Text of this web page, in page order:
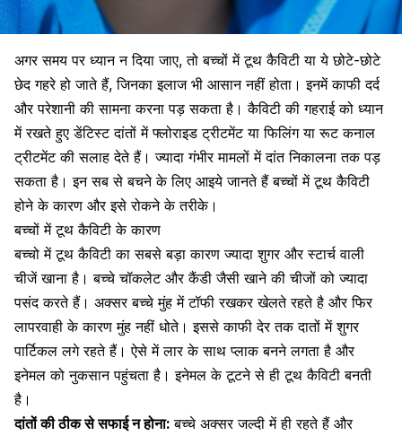
अगर समय पर ध्यान न दिया जाए, तोबच्चों में टूथ कैविटी या ये छोटे-छोटे
छेद गहरे हो जाते हैं, जिनका इलाज भी आसान नहीं होता। इनमें काफी दर्द
और परेशानी की सामना करना पड़ सकता है। कैविटी की गहराई को ध्यान
में रखते हुए डेंटिस्ट दांतों में फ्लोराइड ट्रीटमेंट या फिलिंग या रूट कनाल
ट्रीटमेंट की सलाह देते हैं। ज्यादा गंभीर मामलों में दांत निकालना तक पड़
सकता है। इन सब से बचने के लिए आइये जानते हैं बच्चों में टूथ कैविटी
होने के कारण और इसे रोकने के तरीके।
बच्चों में टूथ कैविटी के कारण
बच्चो में टूथ कैविटी का सबसे बड़ा कारण ज्यादा शुगरऔर स्टार्च वाली
चीजें खाना है। बच्चे चॉकलेट और कैंडी जैसी खाने की चीजों को ज्यादा
पसंद करते हैं। अक्सर बच्चे मुंह में टॉफी रखकर खेलते रहते है और फिर
लापरवाही के कारण मुंह नहीं धोते। इससे काफी देर तक दातों मेंशुगर
पार्टिकल लगे रहते हैं। ऐसे में लार के साथ प्लाक बनने लगता है और
इनेमल को नुकसान पहुंचता है। इनेमल के टूटने से ही टूथ कैविटी बनती
है।
दांतों की ठीक से सफाई न होना: बच्चे अक्सर जल्दी में ही रहते हैं और